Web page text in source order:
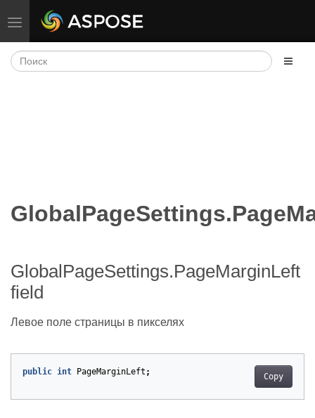
Переключить навигацию
GlobalPageSettings.PageMarginLeft
field
Левое поле страницы в пикселях
Copy
public int PageMarginLeft ;